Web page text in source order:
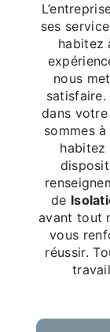
ses
habitez
nous
dans
sommes
habitez
de
avant tout
vous
réussir.